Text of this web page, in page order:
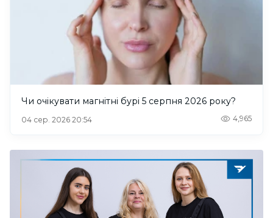
Чи очікувати магнітні бурі 5 серпня 2026 року?
04 сер. 2026 20:54 4,965